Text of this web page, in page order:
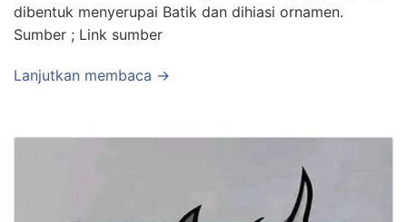
dibentuk menyerupai Batik dan dihiasi ornamen.
Sumber ; Link sumber
Lanjutkan membaca →